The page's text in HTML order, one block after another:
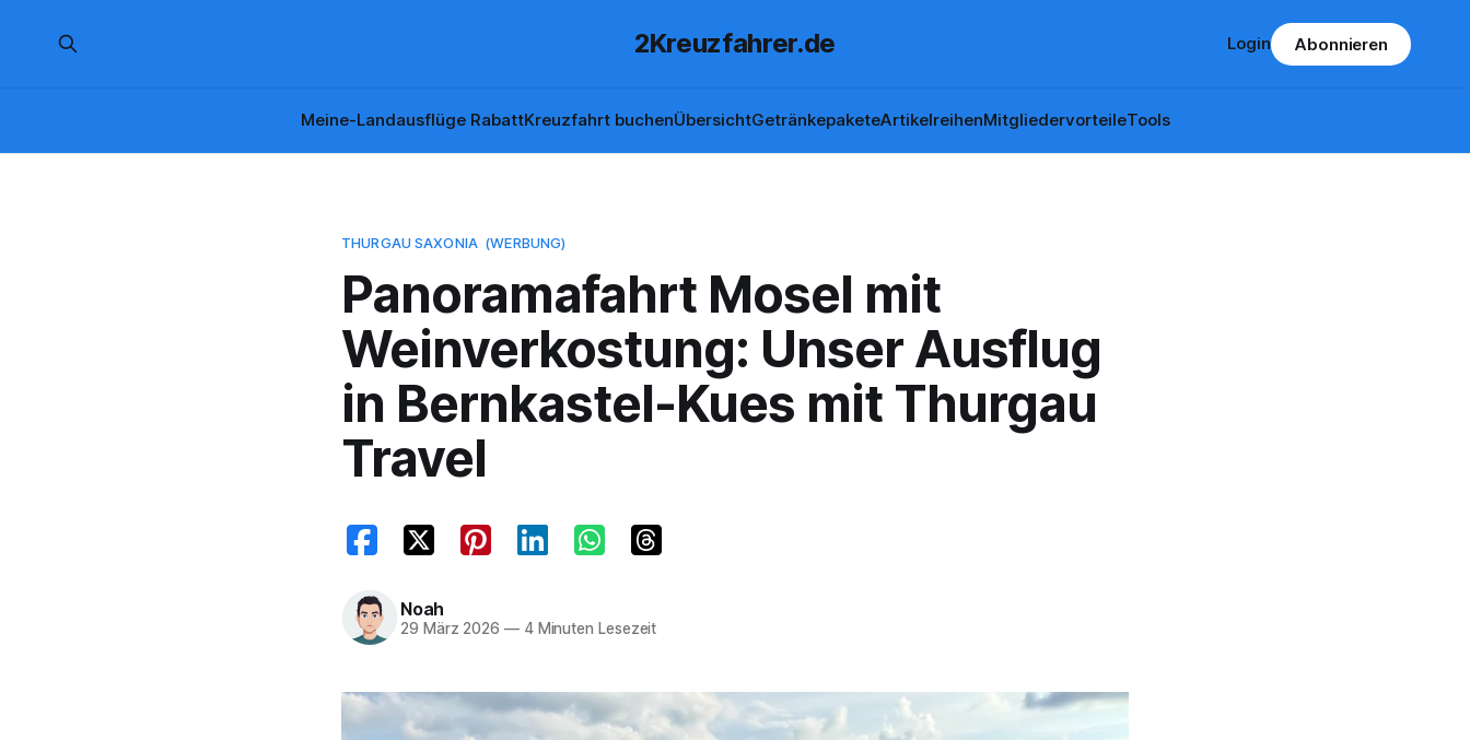
2Kreuzfahrer.de
Meine-Landausflüge RabattKreuzfahrt buchenÜbersichtGetränkepaketeArtikelreihenMitgliedervorteileTools
Login Abonnieren
THURGAU SAXONIA (WERBUNG)
Panoramafahrt Mosel mit
Weinverkostung: Unser Ausflug
in Bernkastel-Kues mit Thurgau
Travel
Noah
29 März 2026 —4 Minuten Lesezeit